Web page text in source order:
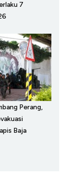
7
Perang,
Baja